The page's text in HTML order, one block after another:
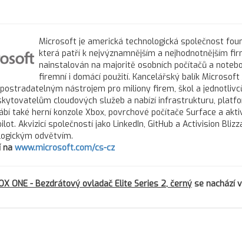
Microsoft je americká technologická společnost
která patří k nejvýznamnějším a nejhodnotnějším
nainstalován na majoritě osobních počítačů a
firemní i domácí použití. Kancelářský balík
nástrojem pro miliony firem, škol a
cloudových služeb a nabízí infrastrukturu,
také herní konzole Xbox, povrchové počítače Surface a
Akvizicí společností jako LinkedIn, GitHub a Activision
odvětvím.
na www.microsoft.com/cs-cz
ONE - Bezdrátový ovladač Elite Series 2, černý se nachází